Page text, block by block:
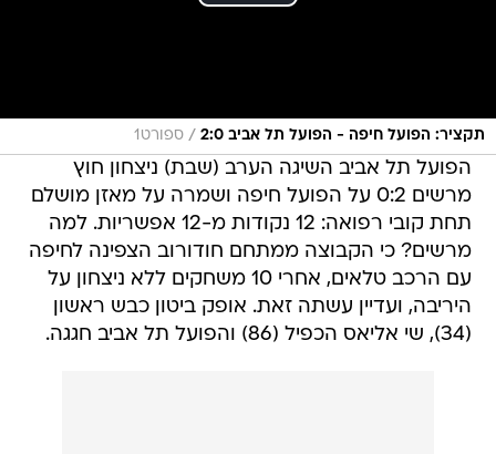
תקציר: הפועל חיפה - הפועל תל אביב 2:0 / ספורט1
הפועל תל אביב השיגה הערב (שבת) ניצחון חוץ
מרשים 0:2 על הפועל חיפה ושמרה על מאזן מושלם
תחת קובי רפואה: 12 נקודות מ-12 אפשריות. למה
מרשים? כי הקבוצה ממתחם חודורוב הצפינה לחיפה
עם הרכב טלאים, אחרי 10 משחקים ללא ניצחון על
היריבה, ועדיין עשתה זאת. אופק ביטון כבש ראשון
(34), שי אליאס הכפיל (86) והפועל תל אביב חגגה.